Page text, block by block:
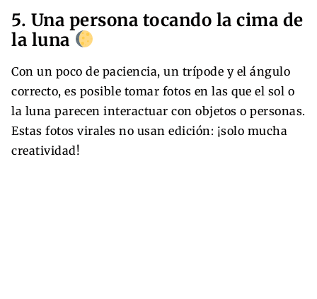
5. Una persona tocando la cima de
la luna
Con un poco de paciencia, un trípode y el ángulo
correcto, es posible tomar fotos en las que el sol o
la luna parecen interactuar con objetos o personas.
Estas fotos virales no usan edición: ¡solo mucha
creatividad!